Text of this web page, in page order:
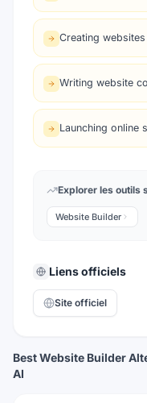
Creating
Writing website
Launching online
Explorer les outils
Website Builder
Liens officiels
Site officiel
Best Website Builder
AI